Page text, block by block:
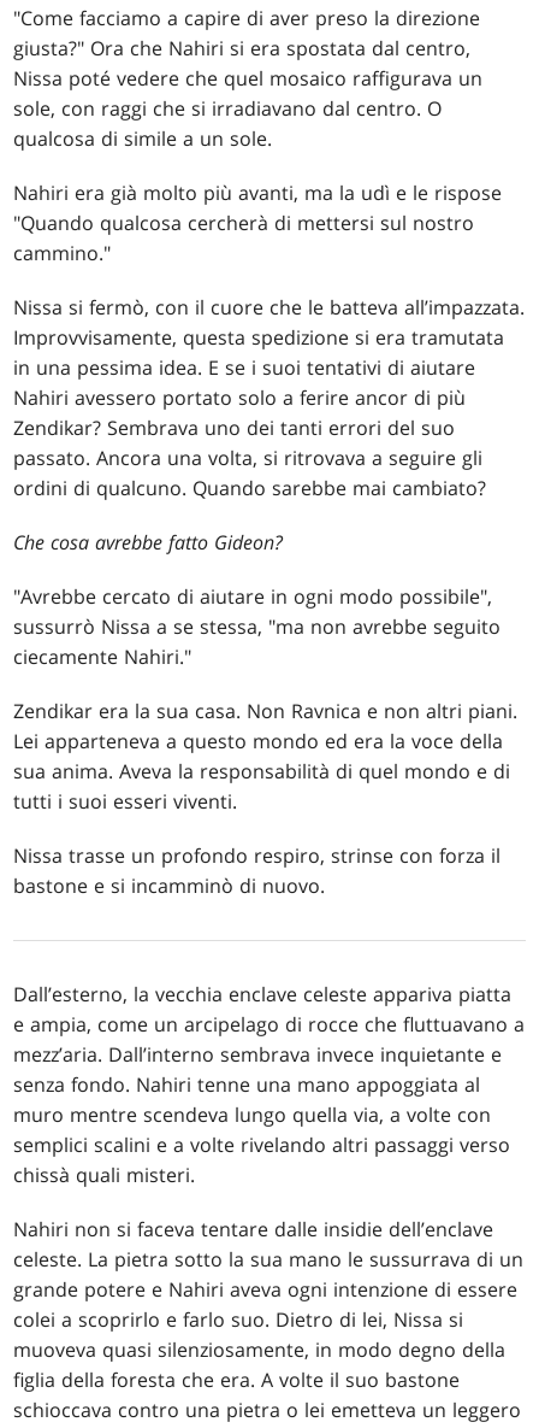
"Come facciamo a capire di aver preso la direzione
giusta?" Ora che Nahiri si era spostata dal centro,
Nissa poté vedere che quel mosaico raffigurava un
sole, con raggi che si irradiavano dal centro. O
qualcosa di simile a un sole.
Nahiri era già molto più avanti, ma la udì e le rispose
"Quando qualcosa cercherà di mettersi sul nostro
cammino."
Nissa si fermò, con il cuore che le batteva all’impazzata.
Improvvisamente, questa spedizione si era tramutata
in una pessima idea. E se i suoi tentativi di aiutare
Nahiri avessero portato solo a ferire ancor di più
Zendikar? Sembrava uno dei tanti errori del suo
passato. Ancora una volta, si ritrovava a seguire gli
ordini di qualcuno. Quando sarebbe mai cambiato?
Che cosa avrebbe fatto Gideon?
"Avrebbe cercato di aiutare in ogni modo possibile",
sussurrò Nissa a se stessa, "ma non avrebbe seguito
ciecamente Nahiri."
Zendikar era la sua casa. Non Ravnica e non altri piani.
Lei apparteneva a questo mondo ed era la voce della
sua anima. Aveva la responsabilità di quel mondo e di
tutti i suoi esseri viventi.
Nissa trasse un profondo respiro, strinse con forza il
bastone e si incamminò di nuovo.
Dall’esterno, la vecchia enclave celeste appariva piatta
e ampia, come un arcipelago di rocce che fluttuavano a
mezz’aria. Dall’interno sembrava invece inquietante e
senza fondo. Nahiri tenne una mano appoggiata al
muro mentre scendeva lungo quella via, a volte con
semplici scalini e a volte rivelando altri passaggi verso
chissà quali misteri.
Nahiri non si faceva tentare dalle insidie dell’enclave
celeste. La pietra sotto la sua mano le sussurrava di un
grande potere e Nahiri aveva ogni intenzione di essere
colei a scoprirlo e farlo suo. Dietro di lei, Nissa si
muoveva quasi silenziosamente, in modo degno della
figlia della foresta che era. A volte il suo bastone
schioccava contro una pietra o lei emetteva un leggero